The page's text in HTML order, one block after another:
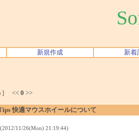
新規作成 新着
) ] << 0 >>
快適マウスホイールについて
11/26(Mon) 21:19:44)